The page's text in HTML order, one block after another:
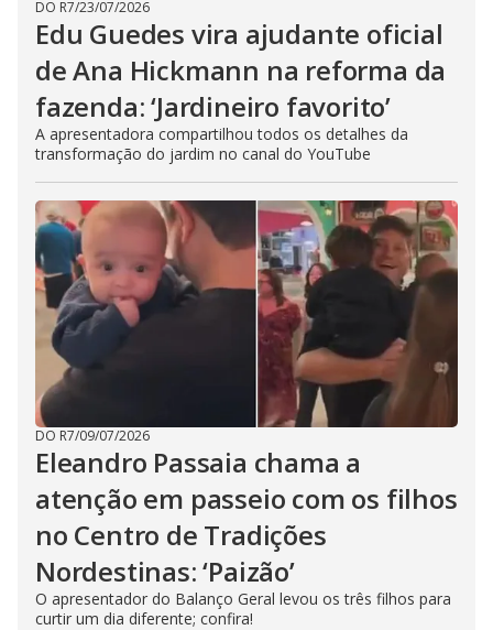
DO R7/23/07/2026
Edu Guedes vira ajudante oficial
de Ana Hickmann na reforma da
fazenda: ‘Jardineiro favorito’
A apresentadora compartilhou todos os detalhes da
transformação do jardim no canal do YouTube
DO R7/09/07/2026
Eleandro Passaia chama a
atenção em passeio com os filhos
no Centro de Tradições
Nordestinas: ‘Paizão’
O apresentador do Balanço Geral levou os três filhos para
curtir um dia diferente; confira!